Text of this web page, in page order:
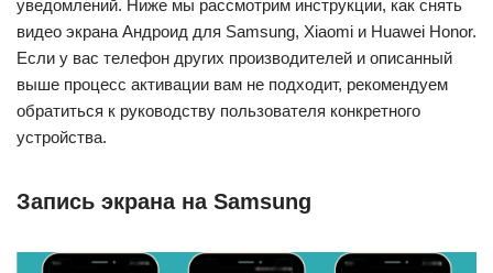
уведомлений. Ниже мы рассмотрим инструкции, как снять
видео экрана Андроид для Samsung, Xiaomi и Huawei Honor.
Если у вас телефон других производителей и описанный
выше процесс активации вам не подходит, рекомендуем
обратиться к руководству пользователя конкретного
устройства.
Запись экрана на Samsung